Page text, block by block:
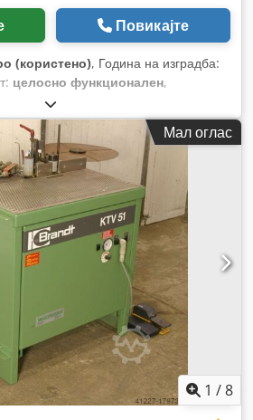
Повикајте
(користено), Година на изградба:
целосно функционален,
Мал оглас
1 /8